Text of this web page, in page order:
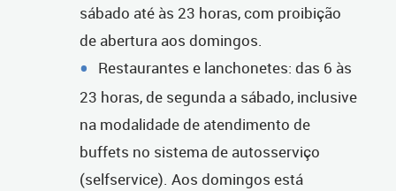
sábado até às 23 horas, com proibição
de abertura aos domingos.
Restaurantes e lanchonetes: das 6 às
23 horas, de segunda a sábado, inclusive
na modalidade de atendimento de
buffets no sistema de autosserviço
(selfservice). Aos domingos está